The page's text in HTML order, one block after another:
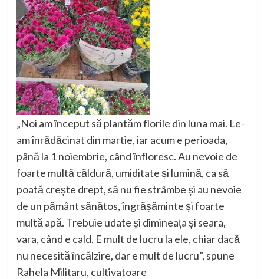
„Noi am început să plantăm florile din luna mai. Le-
am înrădăcinat din martie, iar acum e perioada,
până la 1 noiembrie, când înfloresc. Au nevoie de
foarte multă căldură, umiditate și lumină, ca să
poată crește drept, să nu fie strâmbe și au nevoie
de un pământ sănătos, îngrășăminte și foarte
multă apă. Trebuie udate și dimineața și seara,
vara, când e cald. E mult de lucru la ele, chiar dacă
nu necesită încălzire, dar e mult de lucru”, spune
Rahela Militaru, cultivatoare